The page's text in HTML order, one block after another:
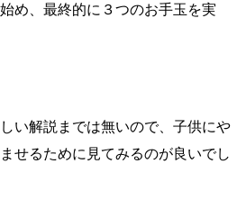
め、最終的に３つのお手玉を実
い解説までは無いので、子供にや
せるために見てみるのが良いでし